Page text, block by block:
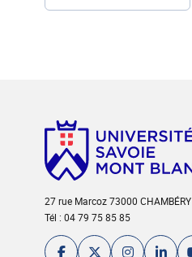
27 rue Marcoz 73000 CHAMBÉRY
Tél : 04 79 75 85 85